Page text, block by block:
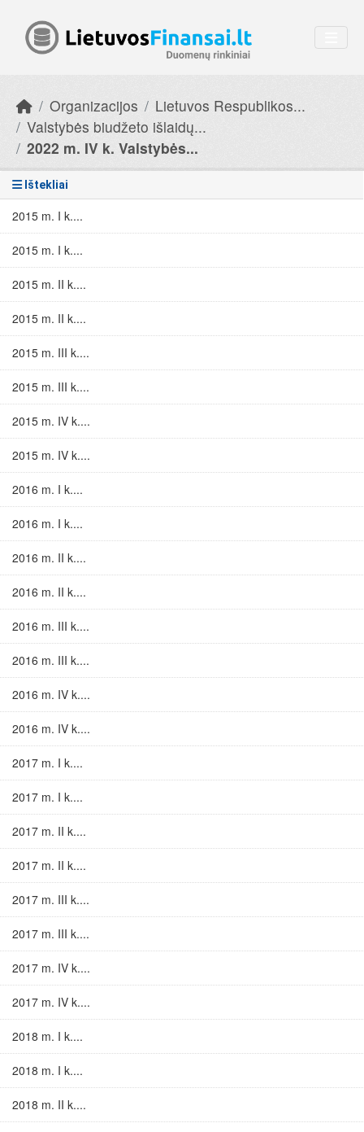
Organizacijos
Lietuvos Respublikos...
Valstybės biudžeto išlaidų...
2022 m. IV k. Valstybės...
Ištekliai
2015 m. I k....
2015 m. I k....
2015 m. II k....
2015 m. II k....
2015 m. III k....
2015 m. III k....
2015 m. IV k....
2015 m. IV k....
2016 m. I k....
2016 m. I k....
2016 m. II k....
2016 m. II k....
2016 m. III k....
2016 m. III k....
2016 m. IV k....
2016 m. IV k....
2017 m. I k....
2017 m. I k....
2017 m. II k....
2017 m. II k....
2017 m. III k....
2017 m. III k....
2017 m. IV k....
2017 m. IV k....
2018 m. I k....
2018 m. I k....
2018 m. II k....